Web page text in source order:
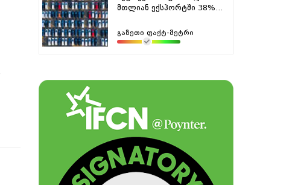
მთლიან ექსპორტში 38%...
გაზეთი ფაქტ-მეტრი